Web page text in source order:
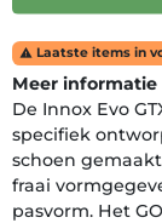
 Laatste items in
Meer informatie
De Innox Evo
specifiek
schoen
fraai
pasvorm. Het